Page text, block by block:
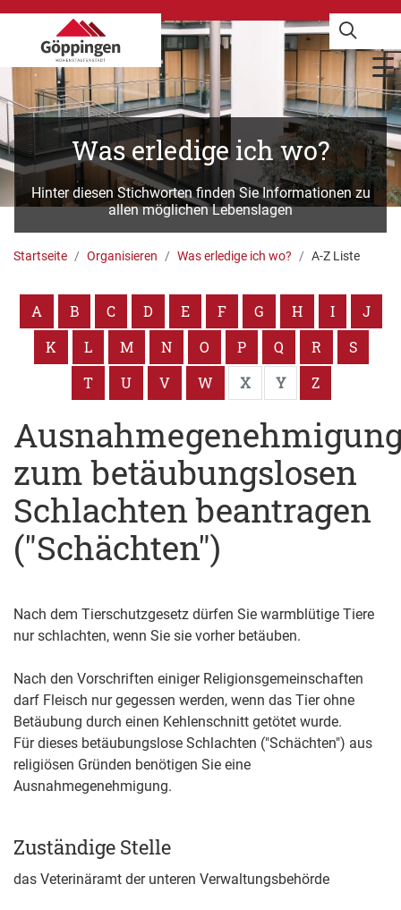
Was erledige ich wo?
Hinter diesen Stichworten finden Sie Informationen zu
allen möglichen Lebenslagen
Startseite Organisieren Was erledige ich wo? A-Z Liste
A B C D E F G H I
J
K
L M N O P Q R
S
T
U V W X Y Z
zum betäubungslosen
Schlachten beantragen
("Schächten")
Nach dem Tierschutzgesetz dürfen Sie warmblütige Tiere
nur schlachten, wenn Sie sie vorher betäuben.
Nach den Vorschriften einiger Religionsgemeinschaften
darf Fleisch nur gegessen werden, wenn das Tier ohne
Betäubung durch einen Kehlenschnitt getötet wurde.
Für dieses betäubungslose Schlachten ("Schächten") aus
religiösen Gründen benötigen Sie eine
Ausnahmegenehmigung.
Zuständige Stelle
das Veterinäramt der unteren Verwaltungsbehörde